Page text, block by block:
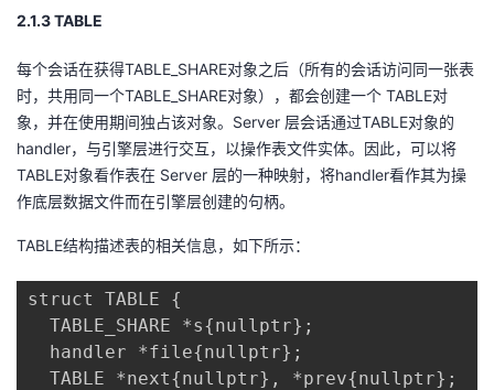
2.1.3TABLE
每个会话在获得TABLE_SHARE对象之后（所有的会话访问同一张表
时，共用同一个TABLE_SHARE对象），都会创建一个 TABLE对
象，并在使用期间独占该对象。Server 层会话通过TABLE对象的
handler，与引擎层进行交互，以操作表文件实体。因此，可以将
TABLE对象看作表在 Server 层的一种映射，将handler看作其为操
作底层数据文件而在引擎层创建的句柄。
TABLE结构描述表的相关信息，如下所示：
struct TABLE {
  TABLE_SHARE *s{nullptr};
  handler *file{nullptr};
  TABLE *next{nullptr}, *prev{nullptr};